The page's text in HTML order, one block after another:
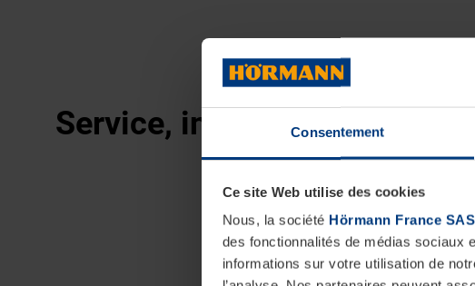
Consentement
Ce site Web utilise des cookies
Nous, la société Hörmann France SAS
des fonctionnalités de médias sociaux
informations sur votre utilisation de
Service, innovation et